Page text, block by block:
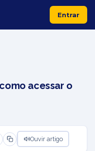
Entrar
acessar o
Ouvir artigo